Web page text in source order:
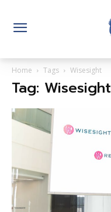
Home Tags Wisesight
Tag: Wisesight